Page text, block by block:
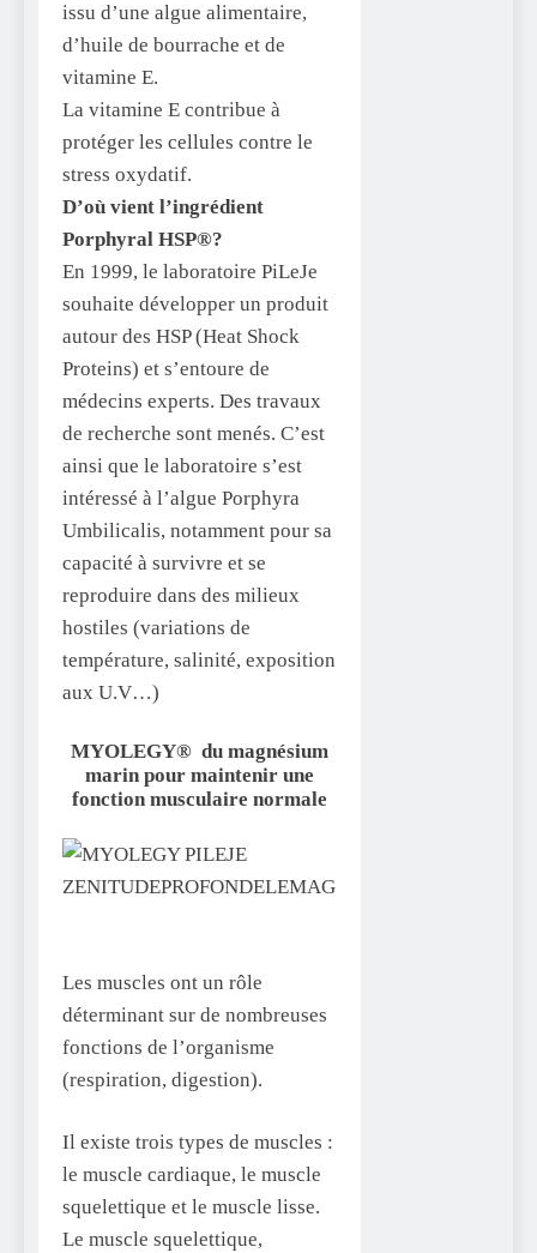
issu d’une algue alimentaire,
d’huile de bourrache et de
vitamine E.
La vitamine E contribue à
protéger les cellules contre le
stress oxydatif.
D’où vient l’ingrédient
Porphyral HSP®?
En 1999, le laboratoire PiLeJe
souhaite développer un produit
autour des HSP (Heat Shock
Proteins) et s’entoure de
médecins experts. Des travaux
de recherche sont menés. C’est
ainsi que le laboratoire s’est
intéressé à l’algue Porphyra
Umbilicalis, notamment pour sa
capacité à survivre et se
reproduire dans des milieux
hostiles (variations de
température, salinité, exposition
aux U.V…)
MYOLEGY® du magnésium
marin pour maintenir une
fonction musculaire normale
Les muscles ont un rôle
déterminant sur de nombreuses
fonctions de l’organisme
(respiration, digestion).
Il existe trois types de muscles :
le muscle cardiaque, le muscle
squelettique et le muscle lisse.
Le muscle squelettique,